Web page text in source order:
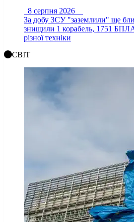
8 серпня 2026
За добу ЗСУ "заземлили" ще
знищили 1 корабель, 1751
різної техніки
СВІТ